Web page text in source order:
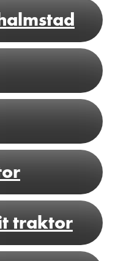
traktor